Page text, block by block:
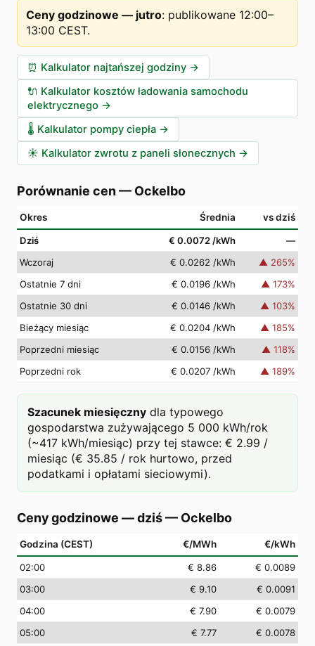
Ceny godzinowe — jutro: publikowane 12:00–
13:00 CEST.
⏰ Kalkulator najtańszej godziny →
🔌 Kalkulator kosztów ładowania samochodu
elektrycznego →
🌡️ Kalkulator pompy ciepła →
☀️ Kalkulator zwrotu z paneli słonecznych →
Porównanie cen — Ockelbo
Okres Średnia vs dziś
Dziś € 0.0072 /kWh
—
Wczoraj
€ 0.0262 /kWh ▲ 265%
Ostatnie 7 dni
€ 0.0196 /kWh ▲ 173%
Ostatnie 30 dni
€ 0.0146 /kWh ▲ 103%
Bieżący miesiąc
€ 0.0204 /kWh ▲ 185%
Poprzedni miesiąc
€ 0.0156 /kWh ▲ 118%
Poprzedni rok
€ 0.0207 /kWh ▲ 189%
Szacunek miesięczny dla typowego
gospodarstwa zużywającego 5 000 kWh/rok
(~417 kWh/miesiąc) przy tej stawce: € 2.99 /
miesiąc (€ 35.85 / rok hurtowo, przed
podatkami i opłatami sieciowymi).
Ceny godzinowe — dziś— Ockelbo
Godzina (CEST) €/MWh €/kWh
02:00 € 8.86
€ 0.0089
03:00 € 9.10
€ 0.0091
04:00 € 7.90
€ 0.0079
05:00 € 7.77
€ 0.0078